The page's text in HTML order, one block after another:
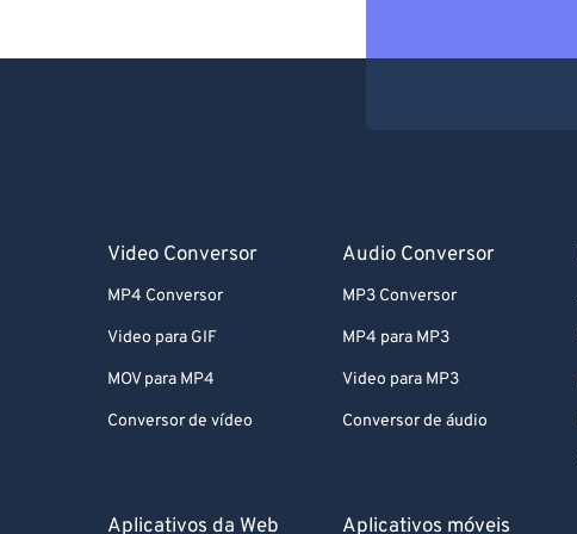
Video Conversor
MP4 Conversor
Video para GIF
MOV para MP4
Conversor de vídeo
Audio Conversor
MP3 Conversor
MP4 para MP3
Video para MP3
Conversor de áudio
Aplicativos da Web Aplicativos móveis